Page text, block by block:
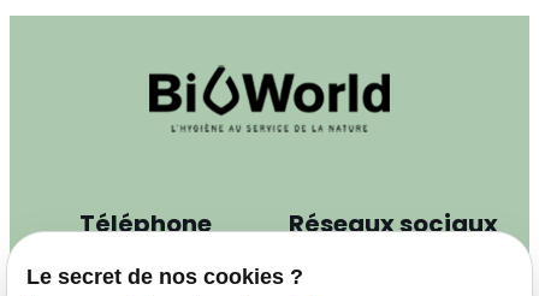
Téléphone Réseaux sociaux
Le secret de nos cookies ?